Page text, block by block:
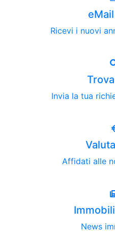
Ricevi i nuovi
Invia la tua
Affidati alle
News